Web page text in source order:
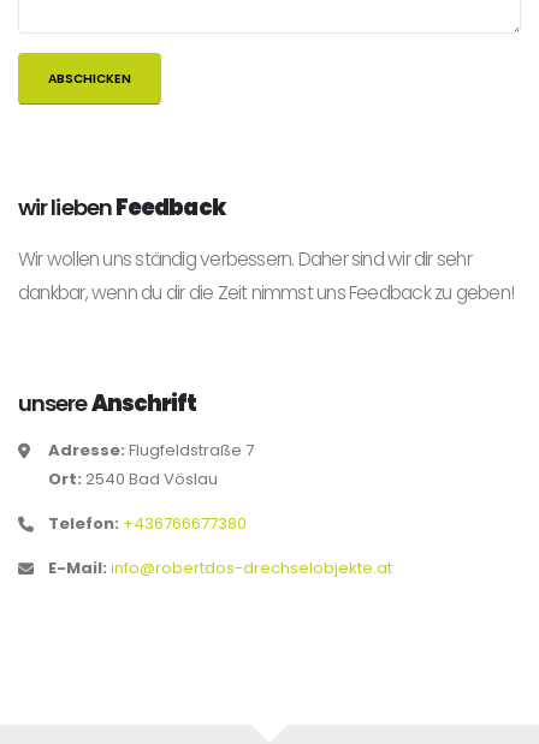
wir liebenFeedback
Wir wollen uns ständig verbessern. Daher sind wir dir sehr
dankbar, wenn du dir die Zeit nimmst uns Feedback zu geben!
unsereAnschrift
Adresse: Flugfeldstraße 7
Ort: 2540 Bad Vöslau
Telefon: +436766677380
E-Mail: info@robertdos-drechselobjekte.at